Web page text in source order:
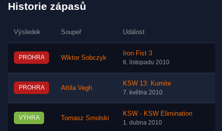
Historie zápasů
Výsledek Soupeř Událost
PROHRA Wiktor Sobczyk
Iron Fist 3
6. listopadu 2010
PROHRA Attila Vegh
KSW 13: Kumite
7. května 2010
VÝHRA Tomasz Smolski
KSW - KSW Elimination
1. dubna 2010